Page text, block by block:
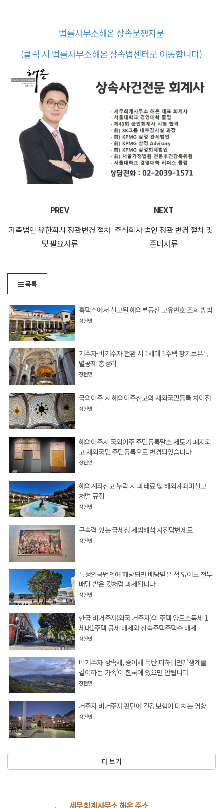
법률사무소해온 상속분쟁자문
(클릭 시 법률사무소해온 상속법센터로 이동합니다)
PREV
가족법인 유한회사 정관변경 절차
및 필요서류
NEXT
주식회사 법인 정관 변경 절차 및
준비서류
목록
홈택스에서 신고된 해외부동산 고유번호 조회 방법
장현민
거주자·비거주자 전환 시 1세대 1주택 장기보유특
별공제 총정리
장현민
국외이주 시 해외이주신고와 재외국민등록 차이점
장현민
해외이주시 국외이주 주민등록말소 제도가 폐지되
고 재외국민 주민등록으로 변경되었습니다
장현민
해외계좌신고 누락 시 과태료 및 해외계좌미신고
처벌 규정
장현민
구속력 있는 국세청 세법해석 사전답변제도
장현민
특정외국법인에 해당되면 배당받은 적 없어도 전부
배당 받은 것처럼 과세됩니다
장현민
한국 비거주자(외국 거주자)의 주택 양도소득세 1
세대1주택 공제 배제와 상속주택주택수 배제
장현민
비거주자 상속세, 증여세 폭탄 피하려면? '생계를
같이하는 가족'이 한국에 있으면 안됩니다
장현민
거주자 비거주자 판단에 건강보험이 미치는 영향
장현민
더 보기
세무회계사무소 해온 주소